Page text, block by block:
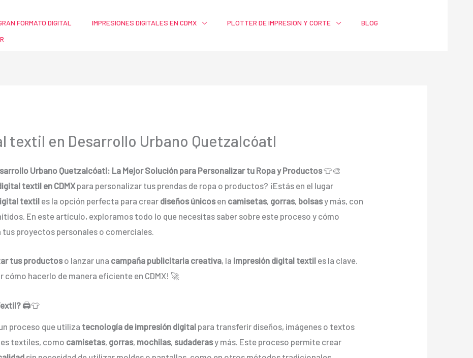
FORMATO DIGITAL IMPRESIONES DIGITALES EN CDMX PLOTTER DE IMPRESION Y CORTE
BLOG
textil en Desarrollo Urbano Quetzalcóatl
Urbano Quetzalcóatl: La Mejor Solución para Personalizar tu Ropa y Productos👕🎨
textil en CDMXpara personalizar tus prendas de ropa o productos? ¡Estás en el lugar
textiles la opción perfecta para crear diseños únicosen camisetas, gorras, bolsasy más, con
En este artículo, exploramos todo lo que necesitas saber sobre este proceso y cómo
proyectos personales o comerciales.
tus productoso lanzar una campaña publicitaria creativa, la impresión digital textil es la clave.
cómo hacerlo de manera eficiente en CDMX! 🚀
🖨️👕
proceso que utiliza tecnología de impresión digital para transferir diseños, imágenes o textos
textiles, como camisetas, gorras, mochilas, sudaderasy más. Este proceso permite crear